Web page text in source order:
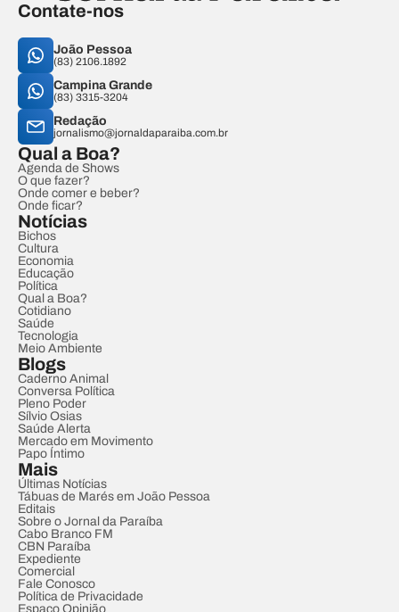
Contate-nos
João Pessoa
(83) 2106.1892
Campina Grande
(83) 3315-3204
Redação
jornalismo@jornaldaparaiba.com.br
Qual a Boa?
Agenda de Shows
O que fazer?
Onde comer e beber?
Onde ficar?
Notícias
Bichos
Cultura
Economia
Educação
Política
Qual a Boa?
Cotidiano
Saúde
Tecnologia
Meio Ambiente
Blogs
Caderno Animal
Conversa Política
Pleno Poder
Sílvio Osias
Saúde Alerta
Mercado em Movimento
Papo Íntimo
Mais
Últimas Notícias
Tábuas de Marés em João Pessoa
Editais
Sobre o Jornal da Paraíba
Cabo Branco FM
CBN Paraíba
Expediente
Comercial
Fale Conosco
Política de Privacidade
Espaço Opinião